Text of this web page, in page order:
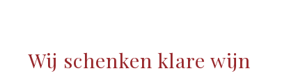
Wij schenken klare wijn